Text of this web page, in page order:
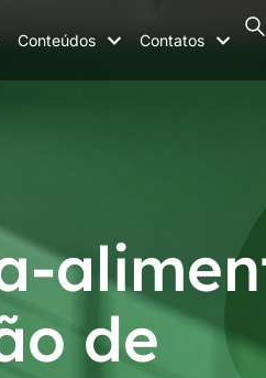
Conteúdos Contatos
de